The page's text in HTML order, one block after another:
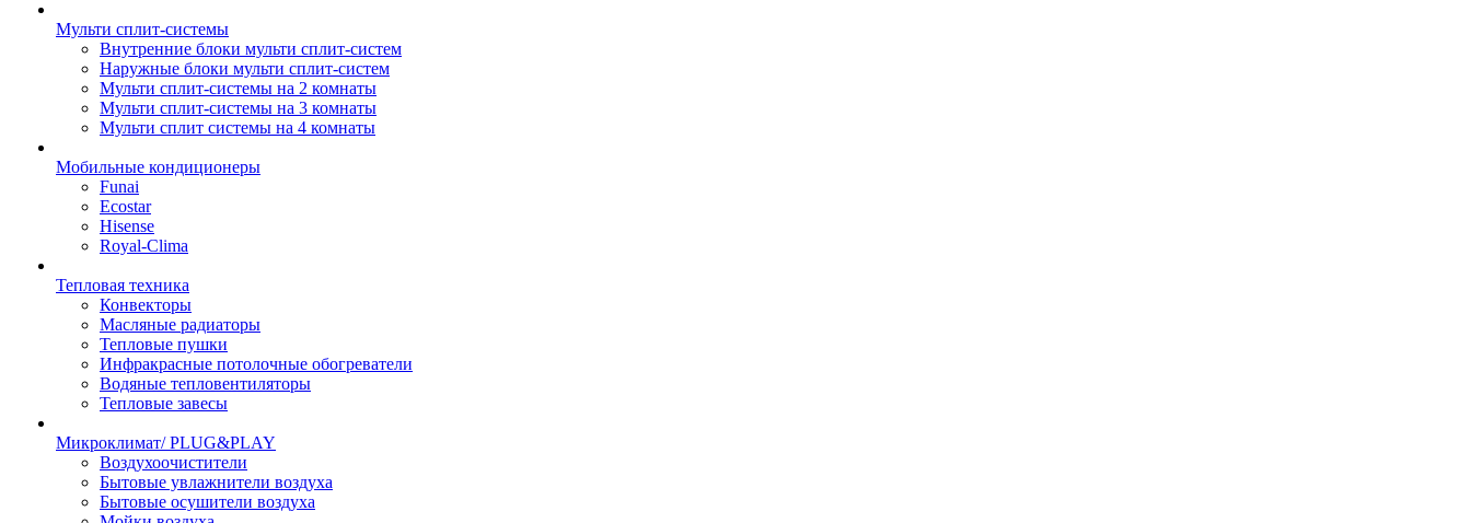
Мульти сплит-системы
Внутренние блоки мульти сплит-систем
Наружные блоки мульти сплит-систем
Мульти сплит-системы на 2 комнаты
Мульти сплит-системы на 3 комнаты
Мульти сплит системы на 4 комнаты
Мобильные кондиционеры
Funai
Ecostar
Hisense
Royal-Clima
Тепловая техника
Конвекторы
Масляные радиаторы
Тепловые пушки
Инфракрасные потолочные обогреватели
Водяные тепловентиляторы
Тепловые завесы
Микроклимат/ PLUG&PLAY
Воздухоочистители
Бытовые увлажнители воздуха
Бытовые осушители воздуха